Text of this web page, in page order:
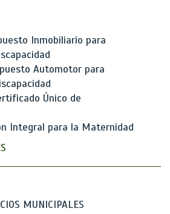
Inmobiliario para
Automotor para
Único de
Integral para la Maternidad
MUNICIPALES